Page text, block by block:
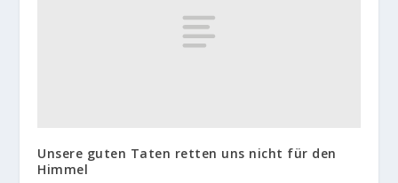
Unsere guten Taten retten uns nicht für den
Himmel